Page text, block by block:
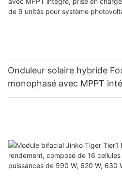
Onduleur solaire hybride
monophasé avec MPPT
du montage en parallèle